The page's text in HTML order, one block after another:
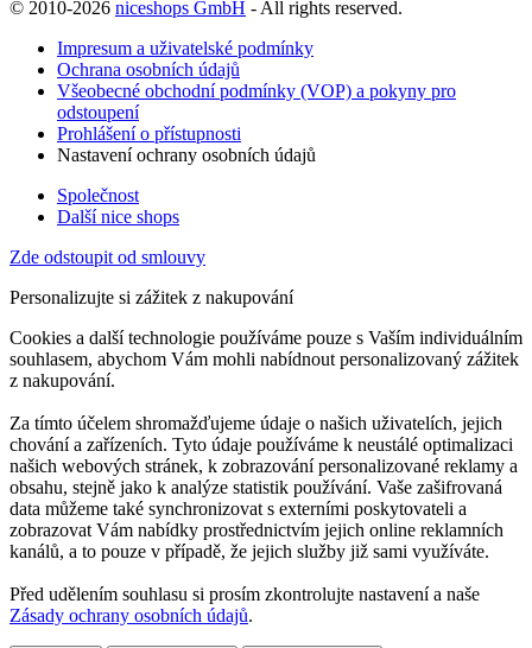
© 2010-2026 niceshops GmbH - All rights reserved.
Impresum a uživatelské podmínky
Ochrana osobních údajů
Všeobecné obchodní podmínky (VOP) a pokyny pro
odstoupení
Prohlášení o přístupnosti
Nastavení ochrany osobních údajů
Společnost
Další nice shops
Zde odstoupit od smlouvy
Personalizujte si zážitek z nakupování
Cookies a další technologie používáme pouze s Vaším individuálním
souhlasem, abychom Vám mohli nabídnout personalizovaný zážitek
z nakupování.
Za tímto účelem shromažďujeme údaje o našich uživatelích, jejich
chování a zařízeních. Tyto údaje používáme k neustálé optimalizaci
našich webových stránek, k zobrazování personalizované reklamy a
obsahu, stejně jako k analýze statistik používání. Vaše zašifrovaná
data můžeme také synchronizovat s externími poskytovateli a
zobrazovat Vám nabídky prostřednictvím jejich online reklamních
kanálů, a to pouze v případě, že jejich služby již sami využíváte.
Před udělením souhlasu si prosím zkontrolujte nastavení a naše
Zásady ochrany osobních údajů.